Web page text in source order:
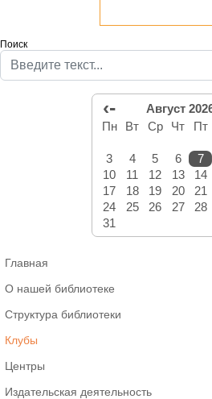
Поиск
‹- Август
Пн Вт Ср Чт Пт
3
4 5 6 7
10
11 12 13 14
17
18 19 20 21
24
25 26 27 28
31
Главная
О нашей библиотеке
Структура библиотеки
Клубы
Центры
Издательская деятельность